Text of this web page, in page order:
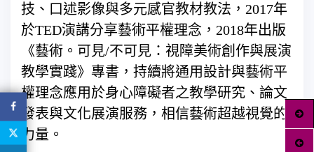
技、口述影像與多元感官教材教法，2017年
於TED演講分享藝術平權理念，2018年出版
《藝術。可見/不可見：視障美術創作與展演
教學實踐》專書，持續將通用設計與藝術平
權理念應用於身心障礙者之教學研究、論文
發表與文化展演服務，相信藝術超越視覺的
力量。